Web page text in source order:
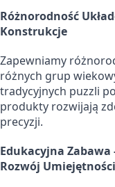
Różnorodność
Konstrukcje
Zapewniamy
różnych grup
tradycyjnych puzzli
produkty rozwijają
precyzji.
Edukacyjna Zabawa
Rozwój